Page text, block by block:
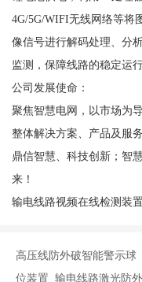
4G/5G/WIFI无线网络等将
像信号进行解码处理、分
监测，保障线路的稳定运行
公司发展使命：
聚焦智慧电网，以市场为
整体解决方案、产品及服
鼎信智慧、科技创新；智
来！
输电线路视频在线检测装
高压线防外破智能警示
位装置 输电线路激光防